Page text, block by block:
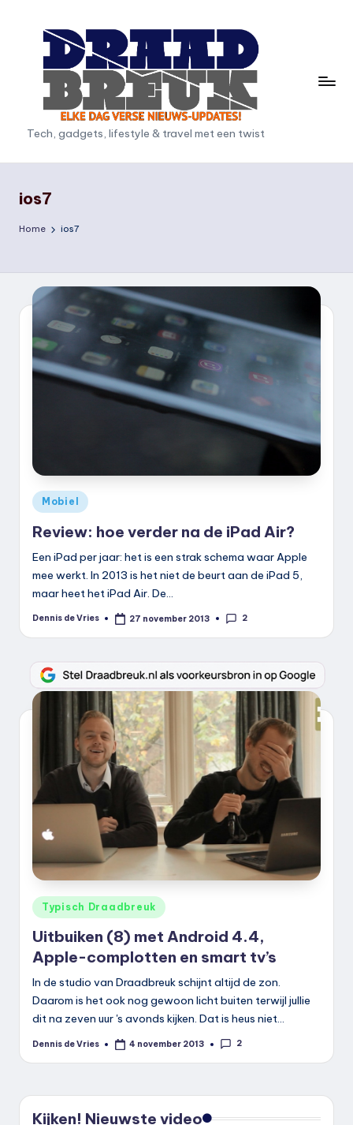
D
r
d
r
e
u
k
Tech, gadgets, lifestyle & travel met een twist
ios7
Home ios7
Geplaatst
in
Mobiel
Review: hoe verder na de iPad Air?
Een iPad per jaar: het is een strak schema waar Apple
mee werkt. In 2013 is het niet de beurt aan de iPad 5,
maar heet het iPad Air. De…
Geplaatst
Dennis de Vries 27 november 2013 2
Geplaatst
in
Typisch Draadbreuk
Uitbuiken (8) met Android 4.4,
Apple-complotten en smart tv’s
In de studio van Draadbreuk schijnt altijd de zon.
Daarom is het ook nog gewoon licht buiten terwijl jullie
dit na zeven uur 's avonds kijken. Dat is heus niet…
Geplaatst
Dennis de Vries 4 november 2013 2
Kijken! Nieuwste video